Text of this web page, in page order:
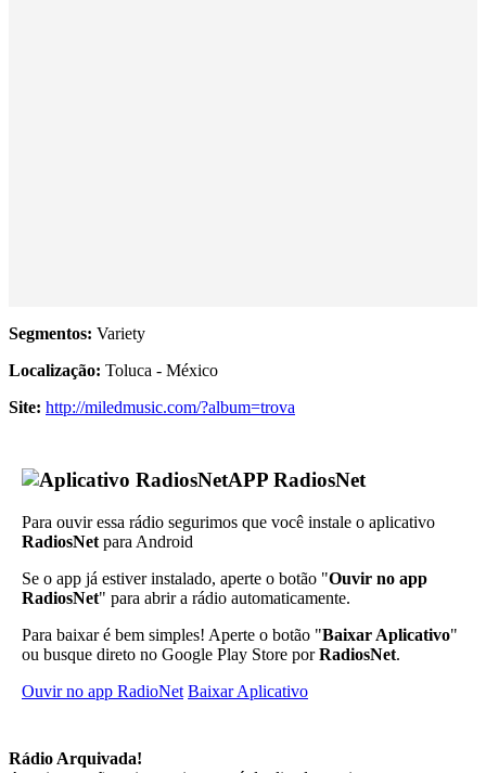
Segmentos: Variety
Localização: Toluca - México
Site: http://miledmusic.com/?album=trova
APP RadiosNet
Para ouvir essa rádio segurimos que você instale o aplicativo
RadiosNet para Android
Se o app já estiver instalado, aperte o botão "Ouvir no app
RadiosNet" para abrir a rádio automaticamente.
Para baixar é bem simples! Aperte o botão "Baixar Aplicativo"
ou busque direto no Google Play Store porRadiosNet.
Ouvir no app RadioNet Baixar Aplicativo
Rádio Arquivada!